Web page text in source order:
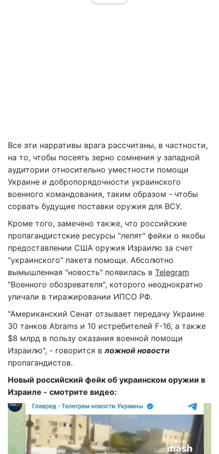
Все эти нарративы врага рассчитаны, в частности,
на то, чтобы посеять зерно сомнения у западной
аудитории относительно уместности помощи
Украине и добропорядочности украинского
военного командования, таким образом - чтобы
сорвать будущие поставки оружия для ВСУ.
Кроме того, замечено также, что российские
пропагандистские ресурсы "лепят" фейки о якобы
предоставлении США оружия Израилю за счет
"украинского" пакета помощи. Абсолютно
вымышленная "новость" появилась в Telegram
"Военного обозревателя", которого неоднократно
уличали в тиражировании ИПСО РФ.
"Американский Сенат отзывает передачу Украине
30 танков Abrams и 10 истребителей F-16, а также
$8 млрд в пользу оказания военной помощи
Израилю", - говорится вложной новости
пропагандистов.
Новый российский фейк об украинском оружии в
Израиле - смотрите видео: